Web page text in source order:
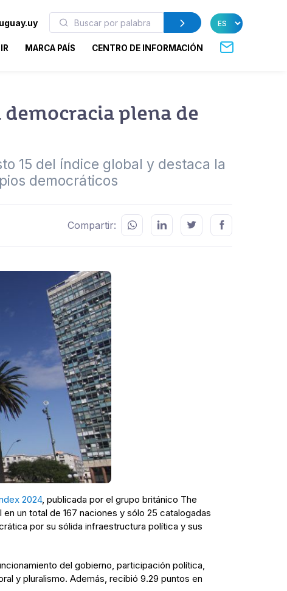
MARCA PAÍS CENTRO DE INFORMACIÓN
plena de
15 del índice global y destaca la
democráticos
Compartir:
2024, publicada por el grupo británico The
un total de 167 naciones y sólo 25 catalogadas
por su sólida infraestructura política y sus
del gobierno, participación política,
y pluralismo. Además, recibió 9.29 puntos en